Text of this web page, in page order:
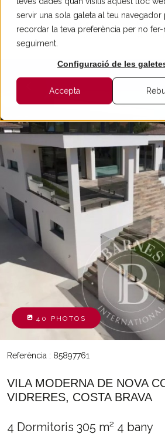
servir una sola galeta al teu navegador
recordar la teva preferència per no fer-
seguiment.
Configuració de les
Accepta
40 PHOTOS
Referència : 85897761
VILA MODERNA DE NOVA
VIDRERES, COSTA BRAVA
4 Dormitoris 305 m² 4 bany